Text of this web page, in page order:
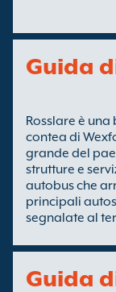
Guida
Rosslare è
contea di
grande del
strutture e
autobus che
principali
segnalate al
Guida